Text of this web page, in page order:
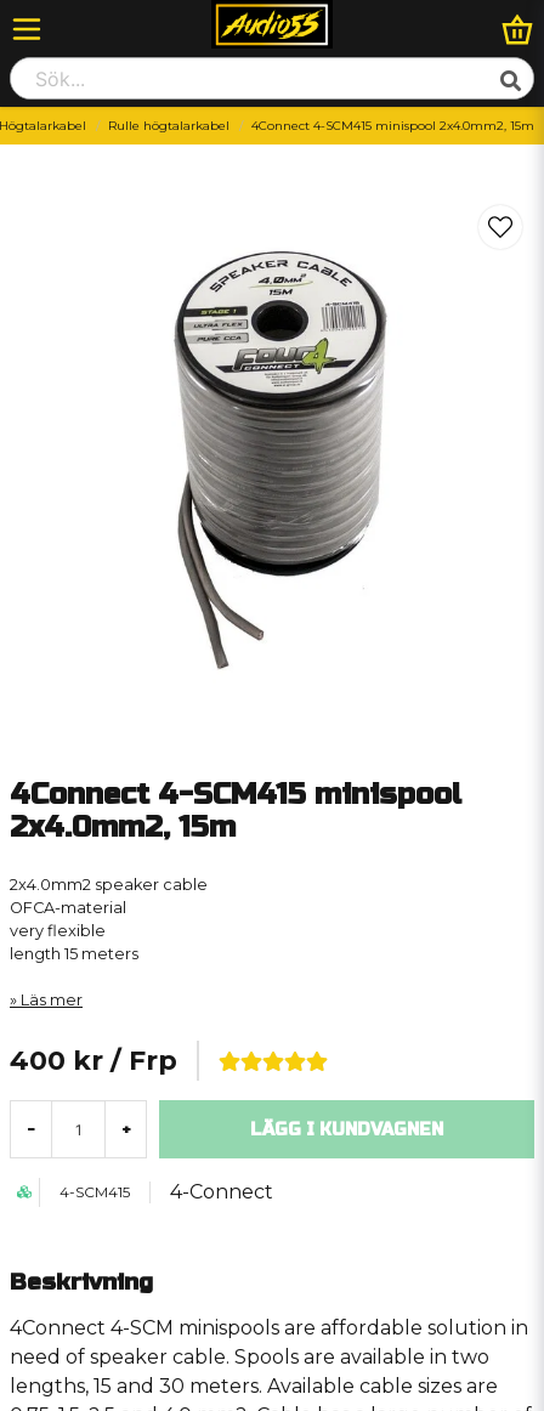
Högtalarkabel Rulle högtalarkabel 4Connect 4-SCM415 minispool 2x4.0mm2, 15m
4Connect 4-SCM415 minispool
2x4.0mm2, 15m
2x4.0mm2 speaker cable
OFCA-material
very flexible
length 15 meters
Läs mer
400 kr / Frp
- + LÄGG I KUNDVAGNEN
4-SCM415 4-Connect
Beskrivning
4Connect 4-SCM minispools are affordable solution in
need of speaker cable. Spools are available in two
lengths, 15 and 30 meters. Available cable sizes are